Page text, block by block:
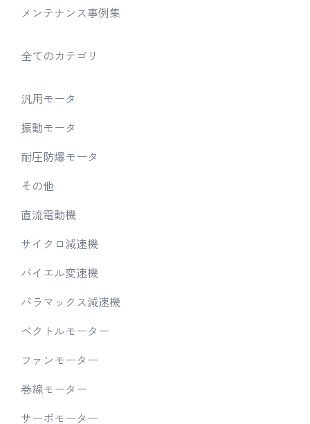
メンテナンス事例集
全てのカテゴリ
汎用モータ
振動モータ
耐圧防爆モータ
その他
直流電動機
サイクロ減速機
バイエル変速機
パラマックス減速機
ベクトルモーター
ファンモーター
巻線モーター
サーボモーター